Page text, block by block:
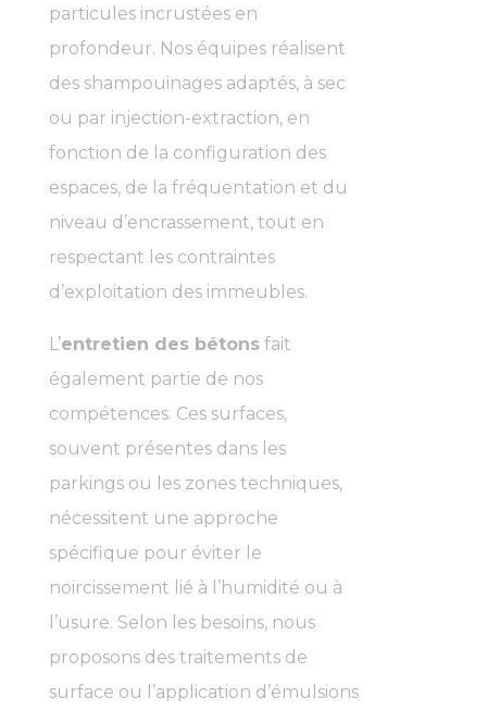
particules incrustées en
profondeur. Nos équipes réalisent
des shampouinages adaptés, à sec
ou par injection-extraction, en
fonction de la configuration des
espaces, de la fréquentation et du
niveau d’encrassement, tout en
respectant les contraintes
d’exploitation des immeubles.
L’entretien des bétonsfait
également partie de nos
compétences. Ces surfaces,
souvent présentes dans les
parkings ou les zones techniques,
nécessitent une approche
spécifique pour éviter le
noircissement lié à l’humidité ou à
l’usure. Selon les besoins, nous
proposons des traitements de
surface ou l’application d’émulsions